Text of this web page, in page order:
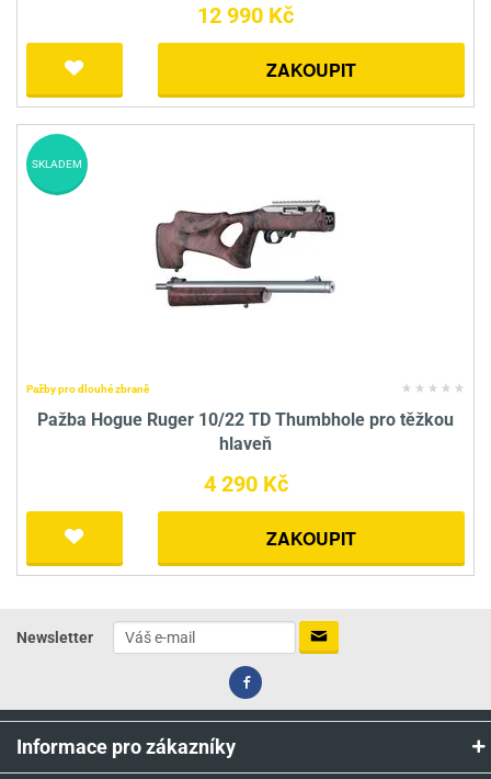
12 990 Kč
ZAKOUPIT
Pažby pro dlouhé zbraně
Pažba Hogue Ruger 10/22 TD Thumbhole pro těžkou
hlaveň
4 290 Kč
ZAKOUPIT
SKLADEM
Newsletter
Informace pro zákazníky